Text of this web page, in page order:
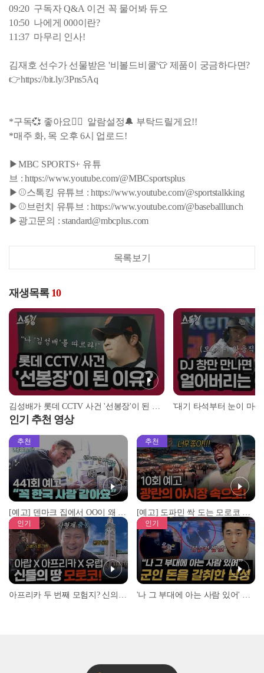
09:20 구독자 Q&A 이건 꼭 물어봐 듀오
10:50 나에게 000이란?
11:37 마무리 인사!
김재호 선수가 선물받은 '비볼드비쿨'👕 제품이 궁금하다면?
👉https://bit.ly/3Pns5Aq
*구독💞 좋아요👍🏻 알람설정🔔 부탁드릴게요!!
*매주 화, 목 오후 6시 업로드!
▶MBC SPORTS+ 유튜
브 : https://www.youtube.com/@MBCsportsplus
▶⚾스톡킹 유튜브 : https://www.youtube.com/@sportstalkking
▶⚾브런치 유튜브 : https://www.youtube.com/@baseballlunch
▶광고문의 : standard@mbcplus.com
목록보기
재생목록 10
김성배가 롯데 CCTV 사건 '선봉장'이 된 이유? | #스톡킹 EP.12-4
인기 추천 영상
추천
[예고] 덴마크 집에서 OO이 왜 나와...? 이상할 정도로 한국을 사랑하는 우리 형을 제보합니다!
추천
[예고] 도파민 싹 도는 모로코 야시장 투어!
인기 인기